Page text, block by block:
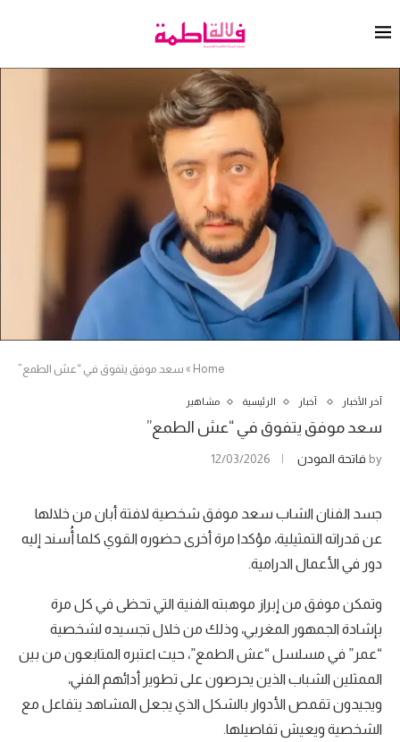
Home
» سعد موفق يتفوق في “عش الطمع”
آخر الأخبار أخبار الرئيسية مشاهير
سعد موفق يتفوق في “عش الطمع”
by فاتحة المودن 12/03/2026
جسد الفنان الشاب سعد موفق شخصية لافتة أبان من خلالها
عن قدراته التمثيلية، مؤكدا مرة أخرى حضوره القوي كلما أُسند إليه
دور في الأعمال الدرامية.
وتمكن موفق من إبراز موهبته الفنية التي تحظى في كل مرة
بإشادة الجمهور المغربي، وذلك من خلال تجسيده لشخصية
“عمر” في مسلسل “عش الطمع”، حيث اعتبره المتابعون من بين
الممثلين الشباب الذين يحرصون على تطوير أدائهم الفني،
ويجيدون تقمص الأدوار بالشكل الذي يجعل المشاهد يتفاعل مع
الشخصية ويعيش تفاصيلها.